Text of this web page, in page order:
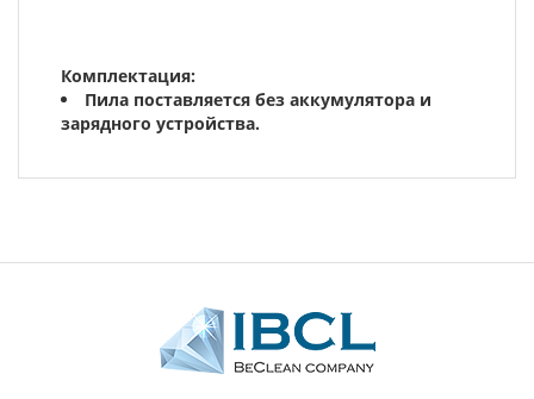
Комплектация:
Пила поставляется без аккумулятора и
зарядного устройства.